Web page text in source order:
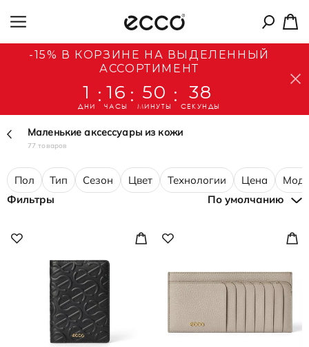
-15% В КОРЗИНЕ НА ВЫДЕЛЕННЫЙ
АССОРТИМЕНТ
1
ДНИ
: 16
ЧАСЫ
: 50
МИНУТЫ
: 37
СЕКУНДЫ
Маленькие аксессуары из кожи
77 товаров
Пол Тип Сезон Цвет Технологии Цена
Фильтры
По умолчанию